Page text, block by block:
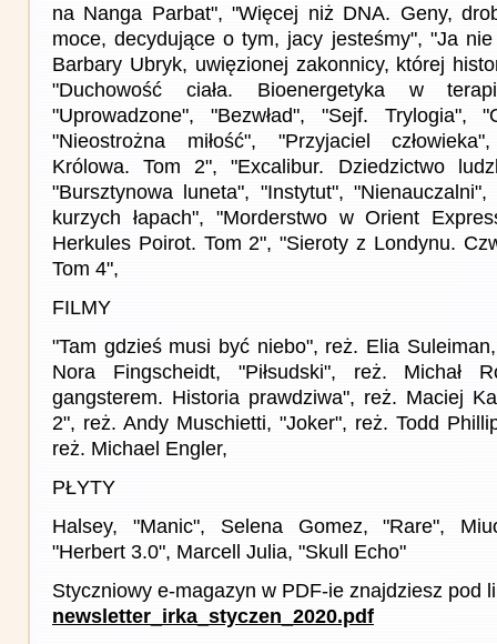
na Nanga Parbat", "Więcej niż DNA. Geny,
moce, decydujące o tym, jacy jesteśmy", "Ja
Barbary Ubryk, uwięzionej zakonnicy, której
"Duchowość ciała. Bioenergetyka w
"Uprowadzone", "Bezwład", "Sejf.
"Nieostrożna miłość", "Przyjaciel
Królowa. Tom 2", "Excalibur. Dziedzictwo
"Bursztynowa luneta", "Instytut",
kurzych łapach", "Morderstwo w Orient
Herkules Poirot. Tom 2", "Sieroty z Londynu.
Tom 4",
FILMY
"Tam gdzieś musi być niebo", reż. Elia
Nora Fingscheidt, "Piłsudski", reż. Michał
gangsterem. Historia prawdziwa", reż. Maciej
2", reż. Andy Muschietti, "Joker", reż. Todd
reż. Michael Engler,
PŁYTY
Halsey, "Manic", Selena Gomez, "Rare",
"Herbert 3.0", Marcell Julia, "Skull Echo"
Styczniowy e-magazyn w PDF-ie znajdziesz pod
newsletter_irka_styczen_2020.pdf